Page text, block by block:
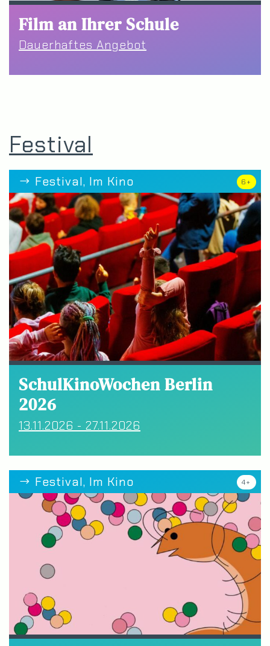
Film an Ihrer Schule
Dauerhaftes Angebot
Festival
Festival, Im Kino
SchulKinoWochen Berlin
2026
13.11.2026 - 27.11.2026
6+
Festival, Im Kino 4+